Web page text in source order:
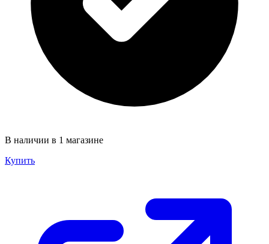
В наличии в 1 магазине
Купить